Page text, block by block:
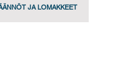
JA LOMAKKEET